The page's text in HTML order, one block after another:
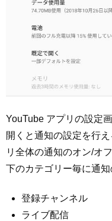
YouTube アプリの設定
開くと通知の設定を行
リ全体の通知のオン/オ
下のカテゴリー毎に通知
登録チャンネル
ライブ配信